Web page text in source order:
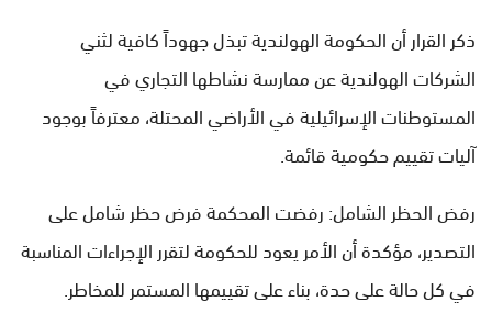
ذكر القرار أن الحكومة الهولندية تبذل جهوداً كافية لثني
الشركات الهولندية عن ممارسة نشاطها التجاري في
المستوطنات الإسرائيلية في الأراضي المحتلة، معترفاً بوجود
آليات تقييم حكومية قائمة.
رفض الحظر الشامل: رفضت المحكمة فرض حظر شامل على
التصدير، مؤكدة أن الأمر يعود للحكومة لتقرر الإجراءات المناسبة
في كل حالة على حدة، بناء على تقييمها المستمر للمخاطر.